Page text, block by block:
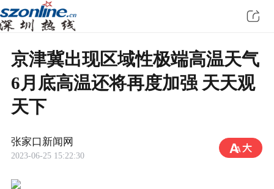
京津冀出现区域性极端高温天气
6月底高温还将再度加强 天天观
天下
张家口新闻网
2023-06-25 15:22:30